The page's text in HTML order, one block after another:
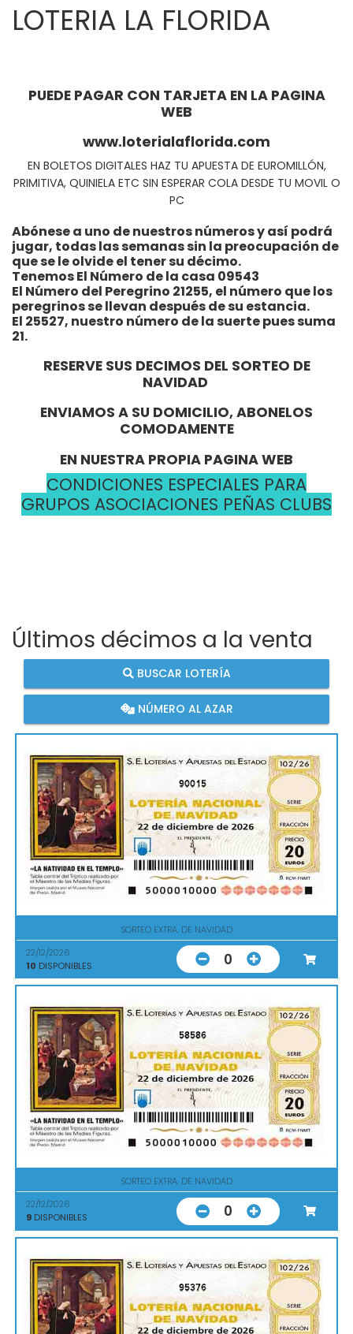
LOTERIA LA FLORIDA
PUEDE PAGAR CON TARJETA EN LA PAGINA
WEB
www.loterialaflorida.com
EN BOLETOS DIGITALES HAZ TU APUESTA DE EUROMILLÓN,
PRIMITIVA, QUINIELA ETC SIN ESPERAR COLA DESDE TU MOVIL O
PC
Abónese a uno de nuestros números y así podrá
jugar, todas las semanas sin la preocupación de
que se le olvide el tener su décimo.
Tenemos El Número de la casa 09543
El Número del Peregrino 21255, el número que los
peregrinos se llevan después de su estancia.
El 25527, nuestro número de la suerte pues suma
21.
RESERVE SUS DECIMOS DEL SORTEO DE
NAVIDAD
ENVIAMOS A SU DOMICILIO, ABONELOS
COMODAMENTE
EN NUESTRA PROPIA PAGINA WEB
CONDICIONES ESPECIALES PARA
GRUPOS ASOCIACIONES PEÑAS CLUBS
Últimos décimos a la venta
BUSCAR LOTERÍA
NÚMERO AL AZAR
90015
SORTEO EXTRA. DE NAVIDAD
22/12/2026
10 DISPONIBLES 0
58586
SORTEO EXTRA. DE NAVIDAD
22/12/2026
9 DISPONIBLES 0
95376